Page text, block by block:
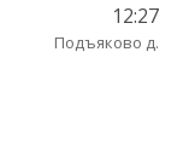
12:27
Подъяково д.